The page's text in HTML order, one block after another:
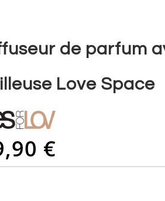
de parfum
Love Space
€